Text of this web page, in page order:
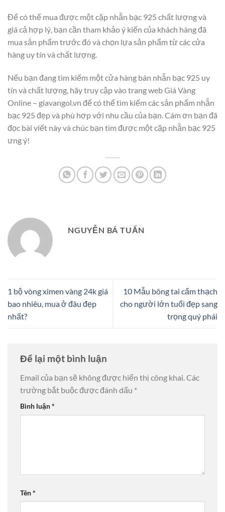
Để có thể mua được một cặp nhẫn bạc 925 chất lượng và
giá cả hợp lý, bạn cần tham khảo ý kiến của khách hàng đã
mua sản phẩm trước đó và chọn lựa sản phẩm từ các cửa
hàng uy tín và chất lượng.
Nếu bạn đang tìm kiếm một cửa hàng bán nhẫn bạc 925 uy
tín và chất lượng, hãy truy cập vào trang web Giá Vàng
Online – giavangol.vn để có thể tìm kiếm các sản phẩm nhẫn
bạc 925 đẹp và phù hợp với nhu cầu của bạn. Cám ơn bạn đã
đọc bài viết này và chúc bạn tìm được một cặp nhẫn bạc 925
ưng ý!
NGUYỄN BÁ TUẤN
1 bộ vòng ximen vàng 24k giá
bao nhiêu, mua ở đâu đẹp
nhất?
10 Mẫu bông tai cẩm thạch
cho người lớn tuổi đẹp sang
trọng quý phái
Để lại một bình luận
Email của bạn sẽ không được hiển thị công khai.Các
trường bắt buộc được đánh dấu *
Bình luận*
Tên*